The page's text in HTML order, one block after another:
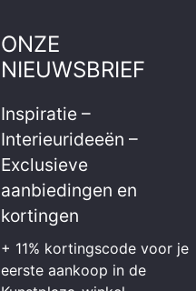
ONZE
NIEUWSBRIEF
Inspiratie –
Interieurideeën –
Exclusieve
aanbiedingen en
kortingen
+ 11% kortingscode voor je
eerste aankoop in de